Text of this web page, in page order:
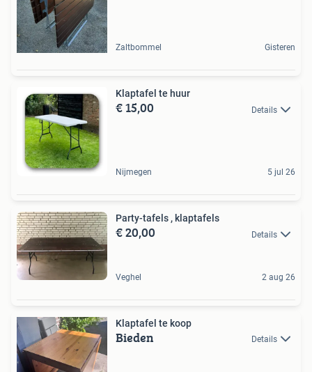
Zaltbommel Gisteren
Klaptafel te huur
€ 15,00 Details
Nijmegen 5 jul 26
Party-tafels , klaptafels
€ 20,00 Details
Veghel 2 aug 26
Klaptafel te koop
Bieden Details